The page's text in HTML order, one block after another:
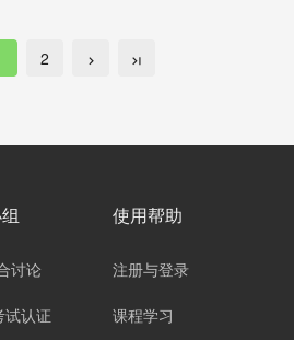
2
讨论
试认证
使用帮助
注册与登录
课程学习